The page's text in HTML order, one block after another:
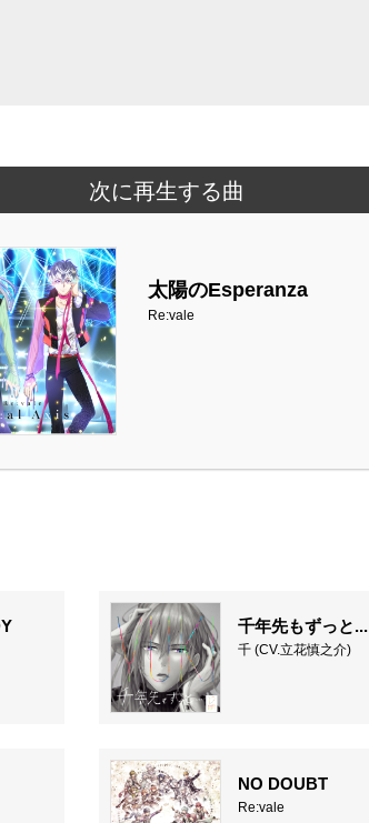
次に再生する曲
太陽のEsperanza
Re:vale
千年先もずっと...
千 (CV.立花慎之介)
NO DOUBT
Re:vale